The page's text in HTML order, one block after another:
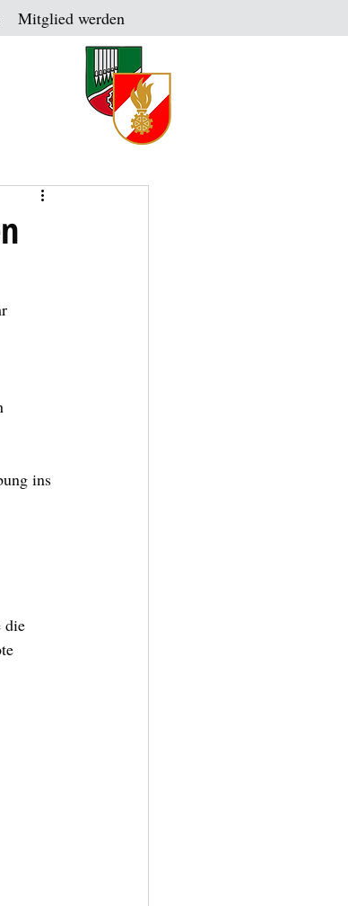
Mitglied werden
ins
die